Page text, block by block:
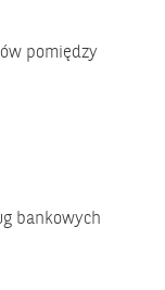
pomiędzy
bankowych